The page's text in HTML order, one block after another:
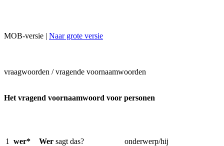
MOB-versie | Naar grote versie
vraagwoorden / vragende voornaamwoorden
Het vragend voornaamwoord voor personen
1 wer* Wer sagt das? onderwerp/hij